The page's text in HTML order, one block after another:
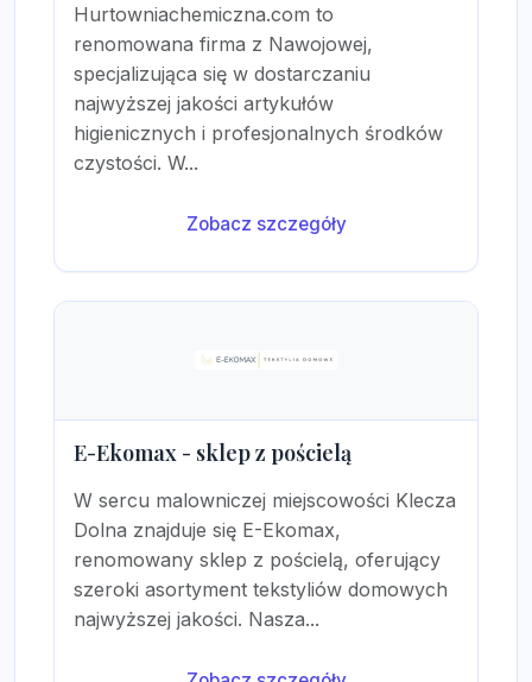
Hurtowniachemiczna.com to
renomowana firma z Nawojowej,
specjalizująca się w dostarczaniu
najwyższej jakości artykułów
higienicznych i profesjonalnych środków
czystości. W...
Zobacz szczegóły
E-Ekomax - sklep z pościelą
W sercu malowniczej miejscowości Klecza
Dolna znajduje się E-Ekomax,
renomowany sklep z pościelą, oferujący
szeroki asortyment tekstyliów domowych
najwyższej jakości. Nasza...